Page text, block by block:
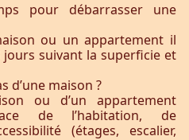
pour débarrasser une
ou un appartement il
suivant la superficie et
d’une maison ?
ou d’un appartement
de l’habitation, de
(étages, escalier,